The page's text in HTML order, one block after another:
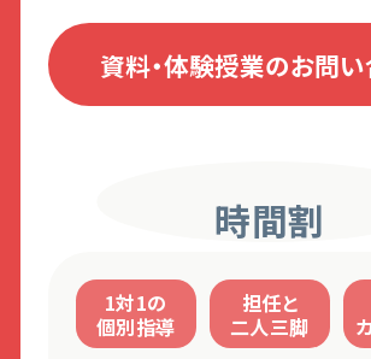
LITALICOライフ
LITALICO仕事ナビ
資料・体験授業のお問
時間割
1対1の
個別指導
担任と
二人三脚
アンケート③
不安や抑うつ的な行動
社会性のある行動